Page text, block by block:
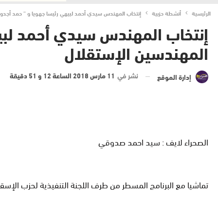
الرئيسية أنشطة حزبية إنتخاب المهندس سيدي أحمد لبيهي رئيسا جهويا و ” حمد
إنتخاب المهندس سيدي أحمد
المهندسين الإستقلال
إدارة الموقع نشر في 11 مارس 2018 الساعة 12 و 51 دقيقة
الصحراء لايف : سيد احمد صدوقي
تماشيا مع البرنامج المسطر من طرف اللجنة التنفيذية لحزب